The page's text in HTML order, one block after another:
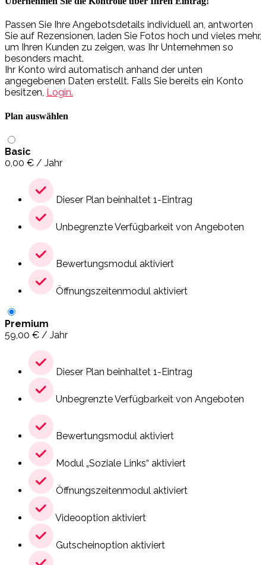
Passen Sie Ihre Angebotsdetails individuell an, antworten
Sie auf Rezensionen, laden Sie Fotos hoch und vieles mehr,
um Ihren Kunden zu zeigen, was Ihr Unternehmen so
besonders macht.
Ihr Konto wird automatisch anhand der unten
angegebenen Daten erstellt. Falls Sie bereits ein Konto
besitzen, Login.
Plan auswählen
Basic
0,00 € / Jahr
Dieser Plan beinhaltet 1-Eintrag
Unbegrenzte Verfügbarkeit von Angeboten
Bewertungsmodul aktiviert
Öffnungszeitenmodul aktiviert
Premium
59,00 € / Jahr
Dieser Plan beinhaltet 1-Eintrag
Unbegrenzte Verfügbarkeit von Angeboten
Bewertungsmodul aktiviert
Modul „Soziale Links“ aktiviert
Öffnungszeitenmodul aktiviert
Videooption aktiviert
Gutscheinoption aktiviert